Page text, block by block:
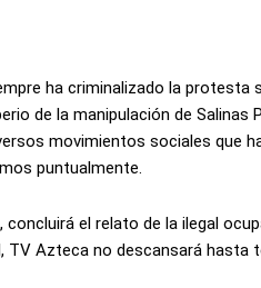
ha criminalizado la
de la manipulación de
movimientos sociales que
puntualmente.
concluirá el relato de la ilegal
TV Azteca no descansará hasta